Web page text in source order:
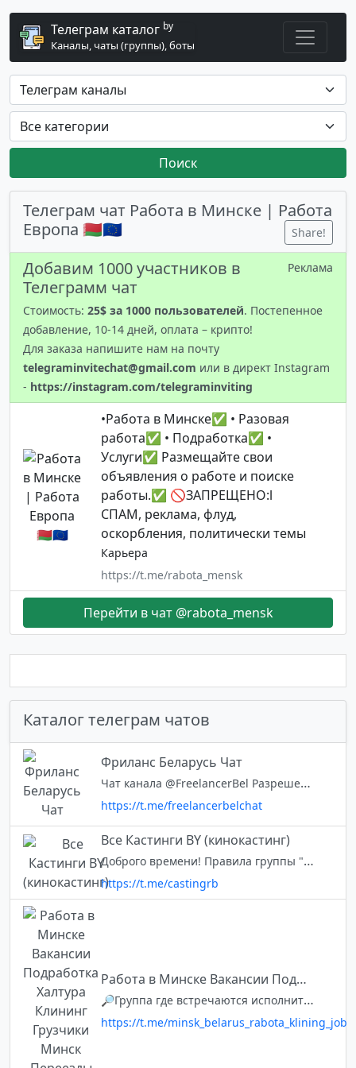
Телеграм каталог by
Каналы, чаты (группы), боты
Поиск
Телеграм чат Работа в Минске | Работа
Европа 🇧🇾🇪🇺
Share!
Добавим 1000 участников в
Телеграмм чат
Реклама
Стоимость: 25$ за 1000 пользователей. Постепенное
добавление, 10-14 дней, оплата – крипто!
Для заказа напишите нам на почту
telegraminvitechat@gmail.com или в директ Instagram
- https://instagram.com/telegraminviting
•Работа в Минске✅ • Разовая
работа✅ • Подработка✅ •
Услуги✅ Размещайте свои
объявления о работе и поиске
работы.✅ 🚫ЗАПРЕЩЕНО:l
СПАМ, реклама, флуд,
оскорбления, политически темы
Карьера
https://t.me/rabota_mensk
Перейти в чат @rabota_mensk
Каталог телеграм чатов
Фриланс Беларусь Чат
Чат канала @FreelancerBel Разрешена самореклама, пиар резюме, услуг и т.д. Просьба - часто не спамить
https://t.me/freelancerbelchat
Все Кастинги BY (кинокастинг)
Доброго времени! Правила группы "Кинокастиг РБ": 1. ЧАТ создана для актеров, кастинг-директоров, ассистентов по актерам и прочего персонала, работающего с актерами. (балталка, объявление кастингов) Просьба: Добавляйте сюда св
https://t.me/castingrb
Работа в Минске Вакансии Подработка Халтура Клининг Грузчики Минск Переезды Услуги
🔎Группа где встречаются исполнители и заказчики услуг и разовых работ. Бот группы @chistoUP_bot повторяет 10 ваших текстовых сообщений в группе
https://t.me/minsk_belarus_rabota_klining_job